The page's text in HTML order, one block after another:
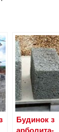
Будинок з
арболита-